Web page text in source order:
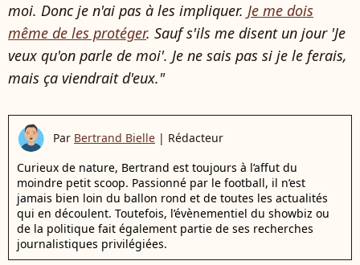
moi. Donc je n'ai pas à les impliquer. Je me dois
même de les protéger. Sauf s'ils me disent un jour 'Je
veux qu'on parle de moi'. Je ne sais pas si je le ferais,
mais ça viendrait d'eux."
Par Bertrand Bielle | Rédacteur
Curieux de nature, Bertrand est toujours à l’affut du
moindre petit scoop. Passionné par le football, il n’est
jamais bien loin du ballon rond et de toutes les actualités
qui en découlent. Toutefois, l’évènementiel du showbiz ou
de la politique fait également partie de ses recherches
journalistiques privilégiées.